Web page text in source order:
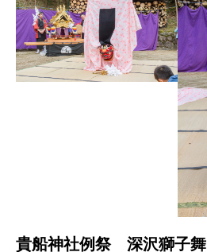
貴船神社例祭 深沢獅子舞